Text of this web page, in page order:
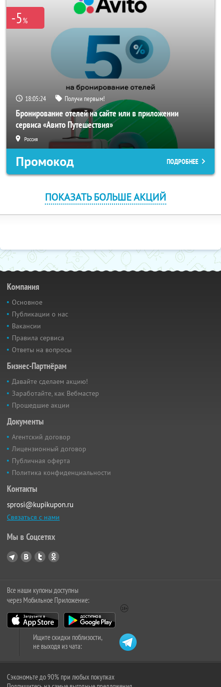
-5%
18:05:23 Получи первым!
Бронирование отелей на сайте или в приложении
сервиса «Авито Путешествия»
Россия
Промокод ПОДРОБНЕЕ
ПОКАЗАТЬ БОЛЬШЕ АКЦИЙ
Компания
Основное
Публикации о нас
Вакансии
Правила сервиса
Ответы на вопросы
Бизнес-Партнёрам
Давайте сделаем акцию!
Заработайте, как Вебмастер
Прошедшие акции
Документы
Агентский договор
Лицензионный договор
Публичная оферта
Политика конфиденциальности
Контакты
sprosi@kupikupon.ru
Связаться с нами
Мы в Соцсетях
Все наши купоны доступны
через Мобильное Приложение:
Ищите скидки поблизости,
не выходя из чата:
Сэкономьте до 90% при любых покупках